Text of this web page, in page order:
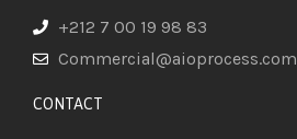
+212 7 00 19 98 83
Commercial@aioprocess.com
CONTACT​